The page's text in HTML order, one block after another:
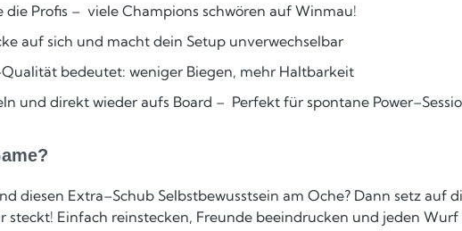
die Profis – viele Champions schwören auf Winmau!
auf sich und macht dein Setup unverwechselbar
bedeutet: weniger Biegen, mehr Haltbarkeit
und direkt wieder aufs Board – Perfekt für spontane
diesen Extra–Schub Selbstbewusstsein am Oche? Dann setz auf
Einfach reinstecken, Freunde beeindrucken und jeden